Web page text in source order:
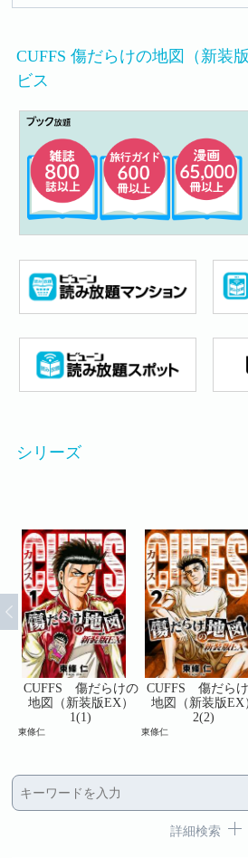
CUFFS 傷だらけの地図（新装
ビス
シリーズ
CUFFS 傷だらけの
地図（新装版EX）
1(1)
東條仁
CUFFS 傷だら
地図（新装版EX
2(2)
東條仁
詳細検索